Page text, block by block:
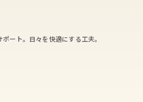
ート。日々を快適にする工夫。